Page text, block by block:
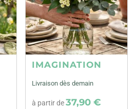
IMAGINATION
Livraison dès demain
à partir de37,90 €